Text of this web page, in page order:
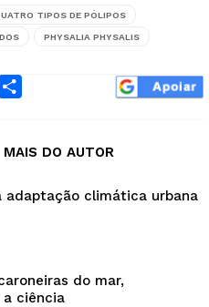
TIPOS DE PÓLIPOS
PHYSALIA PHYSALIS
MAIS DO AUTOR
adaptação climática urbana
do mar,
a ciência